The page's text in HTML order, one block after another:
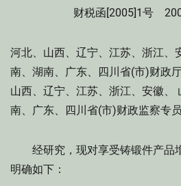
财税函[2005]1号
河北、山西、辽宁、江苏、浙江、
南、湖南、广东、四川省(市)财政
山西、辽宁、江苏、浙江、安徽、
南、广东、四川省(市)财政监察专
经研究，现对享受铸锻件产品
明确如下：